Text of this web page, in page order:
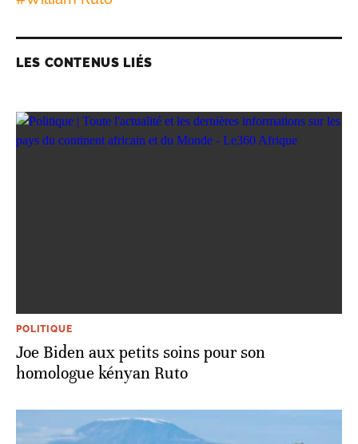
LES CONTENUS LIÉS
POLITIQUE
Joe Biden aux petits soins pour son
homologue kényan Ruto